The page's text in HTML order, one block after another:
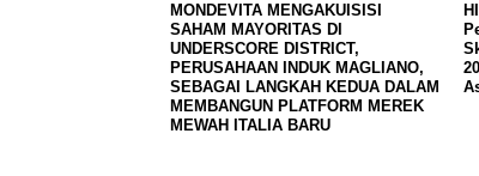
MONDEVITA MENGAKUISISI
SAHAM MAYORITAS DI
UNDERSCORE DISTRICT,
PERUSAHAAN INDUK MAGLIANO,
SEBAGAI LANGKAH KEDUA DALAM
MEMBANGUN PLATFORM MEREK
MEWAH ITALIA BARU